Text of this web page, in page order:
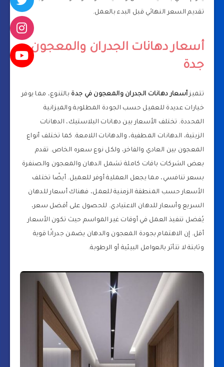
تقديم السعر النهائي قبل البدء بالعمل.
أسعار دهانات الجدران والمعجون
جدة
تتميز أسعار دهانات الجدران والمعجون في جدة بالتنوع، مما يوفر
خيارات عديدة للعميل حسب الجودة المطلوبة والميزانية
المحددة. تختلف الأسعار بين دهانات البلاستيك، الدهانات
الزيتية، الدهانات المطفية، والدهانات اللامعة. كما تختلف أنواع
المعجون بين العادي والفاخر، ولكل نوع سعره الخاص. تقدم
بعض الشركات باقات كاملة تشمل الدهان والمعجون والصنفرة
بسعر تنافسي، مما يجعل العملية أوفر للعميل. أيضًا تختلف
الأسعار حسب المنطقة الزمنية للعمل، فهناك أسعار للدهان
السريع وأسعار للدهان الاعتيادي. للحصول على أفضل سعر،
يُفضل تنفيذ العمل في أوقات غير المواسم حيث تكون الأسعار
أقل. إن الاهتمام بجودة المعجون والدهان يضمن جدرانًا قوية
وثابتة لا تتأثر بالعوامل البيئية أو الرطوبة.